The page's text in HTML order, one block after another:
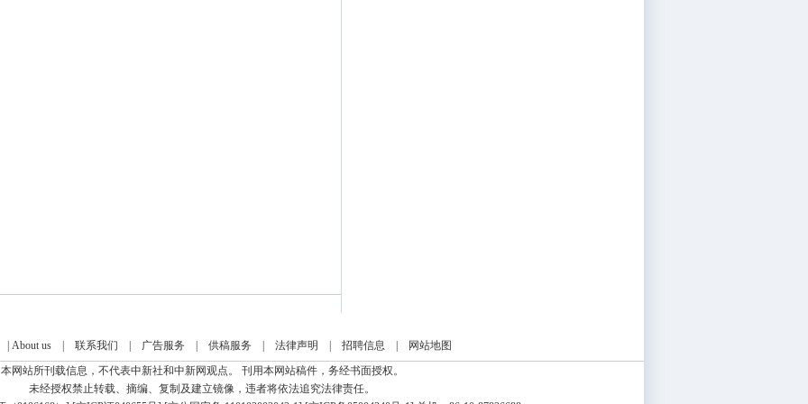
About us| 联系我们 广告服务 供稿服务 法律声明 招聘信息
网站地图
本网站所刊载信息，不代表中新社和中新网观点。 刊用本网站稿件，务经书面授权。
未经授权禁止转载、摘编、复制及建立镜像，违者将依法追究法律责任。